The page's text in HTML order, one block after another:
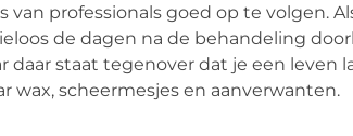
professionals goed op te volgen.
de dagen na de behandeling
staat tegenover dat je een leven
scheermesjes en aanverwanten.